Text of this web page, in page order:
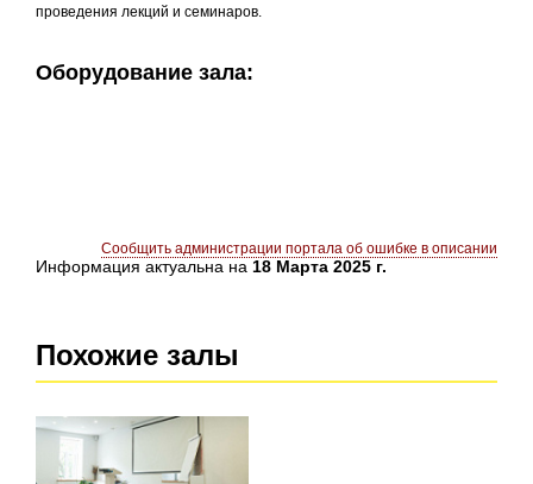
проведения лекций и семинаров.
Оборудование зала:
Сообщить администрации портала об ошибке в описании
Информация актуальна на 18 Марта 2025 г.
Похожие залы